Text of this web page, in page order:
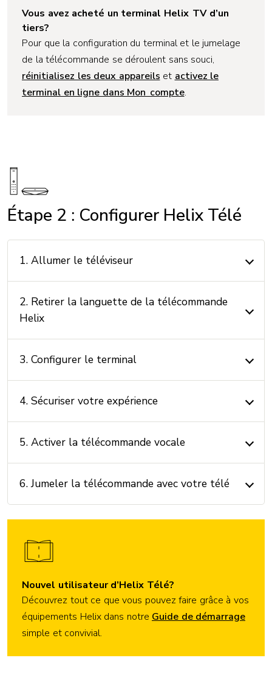
Vous avez acheté un terminal Helix TV d’un
tiers?
Pour que la configuration du terminal et le jumelage
de la télécommande se déroulent sans souci,
réinitialisez les deux appareils et activez le
terminal en ligne dans Mon compte.
Étape 2 : Configurer Helix Télé
1. Allumer le téléviseur
2. Retirer la languette de la télécommande
Helix
3. Configurer le terminal
4. Sécuriser votre expérience
5. Activer la télécommande vocale
6. Jumeler la télécommande avec votre télé
Nouvel utilisateur d’Helix Télé?
Découvrez tout ce que vous pouvez faire grâce à vos
équipements Helix dans notre Guide de démarrage
simple et convivial.